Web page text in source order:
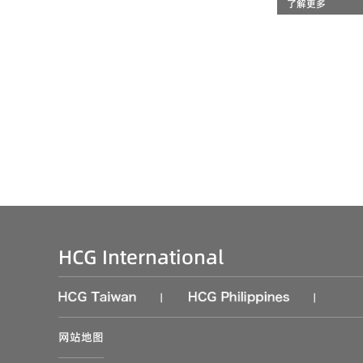
了解更多
HCG International
| |
网站地图